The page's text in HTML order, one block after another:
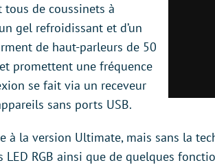
tous de coussinets à
gel refroidissant et d’un
de haut-parleurs de 50
promettent une fréquence
se fait via un receveur
sans ports USB.
à la version Ultimate, mais sans la
LED RGB ainsi que de quelques